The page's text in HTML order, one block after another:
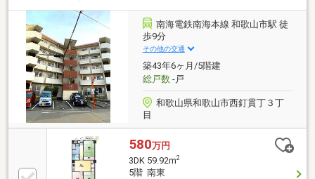
南海電鉄南海本線 和歌山市駅 徒
歩9分
その他の交通
築43年6ヶ月/5階建
総戸数-戸
和歌山県和歌山市西釘貫丁３丁
目
580万円
3DK 59.92m2
5階 南東